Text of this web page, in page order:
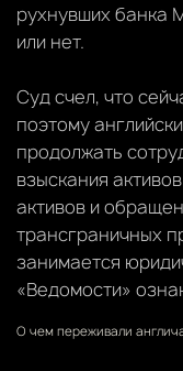
рухнувших банка
или нет.
Суд счел, что
поэтому
продолжать
взыскания
активов и
трансграничных
занимается
«Ведомости»
О чем переживали